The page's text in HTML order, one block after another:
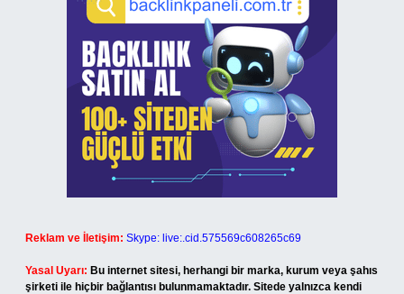
Reklam ve İletişim: Skype: live:.cid.575569c608265c69
Yasal Uyarı: Bu internet sitesi, herhangi bir marka, kurum veya şahıs
şirketi ile hiçbir bağlantısı bulunmamaktadır. Sitede yalnızca kendi